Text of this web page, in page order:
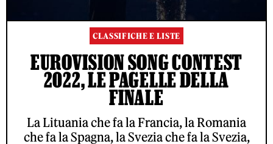
CLASSIFICHE E LISTE
EUROVISION SONG CONTEST
2022, LE PAGELLE DELLA
FINALE
La Lituania che fa la Francia, la Romania
che fa la Spagna, la Svezia che fa la Svezia,